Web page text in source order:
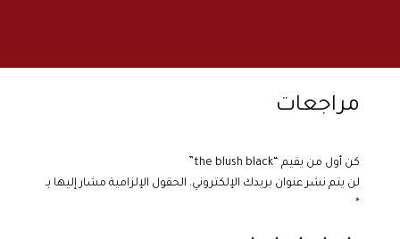
مراجعات
كن أول من يقيم “the blush black”
لن يتم نشر عنوان بريدك الإلكتروني. الحقول الإلزامية مشار إليها بـ
*